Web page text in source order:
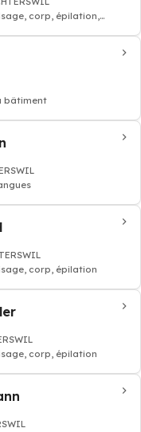
corp, épilation,
bâtiment
corp, épilation
corp, épilation